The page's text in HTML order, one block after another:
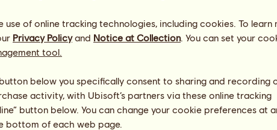
Csacsifülek :)
100%
100
követően
trenírozni.
Még csak 2
of online tracking technologies, including cookies. To learn
Privacy Policyand Notice at Collection. You can set your
tool.
below you specifically consent to sharing and recording
activity, with Ubisoft’s partners via these online tracking
button below. You can change your cookie preferences at
bottom of each web page.